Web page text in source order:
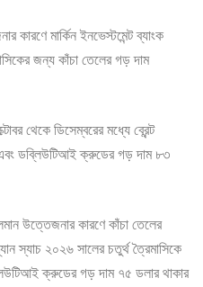
মার্কিন ইনভেস্টমেন্ট ব্যাংক
জন্য কাঁচা তেলের গড় দাম
থেকে ডিসেম্বরের মধ্যে ব্রেন্ট
ডব্লিউটিআই ক্রুডের গড় দাম ৮৩
উত্তেজনার কারণে কাঁচা তেলের
স্যাচ ২০২৬ সালের চতুর্থ ত্রৈমাসিকে
ক্রুডের গড় দাম ৭৫ ডলার থাকার